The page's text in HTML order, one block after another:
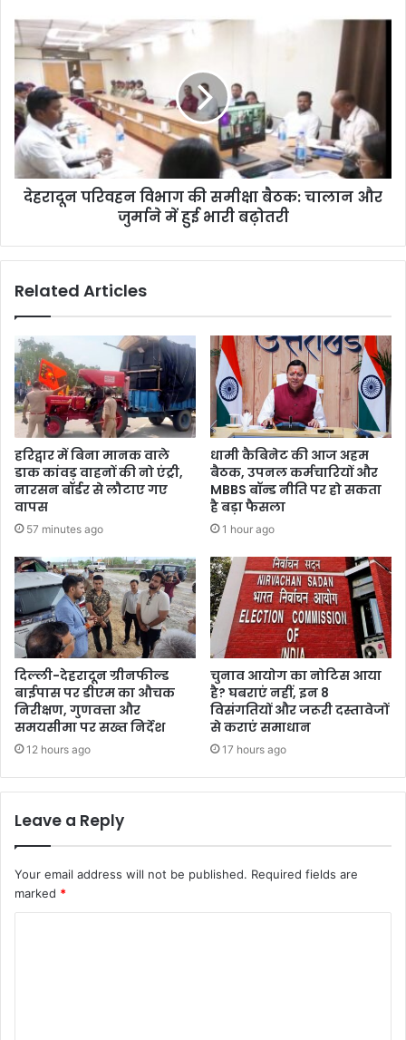
देहरादून परिवहन विभाग की समीक्षा बैठक: चालान और
जुर्माने में हुई भारी बढ़ोतरी
Related Articles
हरिद्वार में बिना मानक वाले
डाक कांवड़ वाहनों की नो एंट्री,
नारसन बॉर्डर से लौटाए गए
वापस
57 minutes ago
धामी कैबिनेट की आज अहम
बैठक, उपनल कर्मचारियों और
MBBS बॉन्ड नीति पर हो सकता
है बड़ा फैसला
1 hour ago
दिल्ली-देहरादून ग्रीनफील्ड
बाईपास पर डीएम का औचक
निरीक्षण, गुणवत्ता और
समयसीमा पर सख्त निर्देश
12 hours ago
चुनाव आयोग का नोटिस आया
है? घबराएं नहीं, इन 8
विसंगतियों और जरूरी दस्तावेजों
से कराएं समाधान
17 hours ago
Leave a Reply
Your email address will not be published. Required fields are
marked *